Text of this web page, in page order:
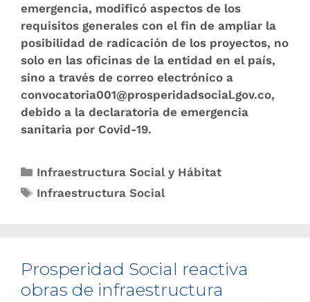
emergencia, modificó aspectos de los
requisitos generales con el fin de ampliar la
posibilidad de radicación de los proyectos, no
solo en las oficinas de la entidad en el país,
sino a través de correo electrónico a
convocatoria001@prosperidadsocial.gov.co,
debido a la declaratoria de emergencia
sanitaria por Covid-19.
Infraestructura Social y Hábitat
Infraestructura Social
Prosperidad Social reactiva
obras de infraestructura